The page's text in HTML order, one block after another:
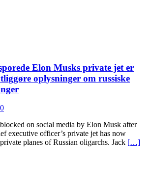
Elon Musks private jet er
oplysninger om russiske
0
on social media by Elon Musk after
executive officer’s private jet has now
planes of Russian oligarchs. Jack […]